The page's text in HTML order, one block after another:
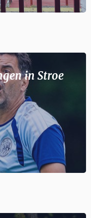
in Stroe